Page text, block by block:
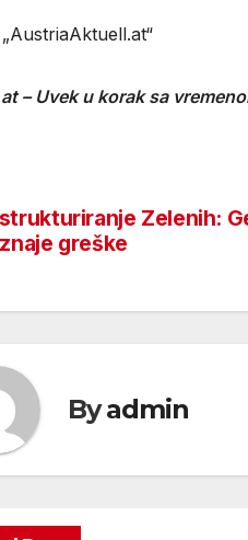
– Uvek u korak sa
Zelenih:
greške
Byadmin